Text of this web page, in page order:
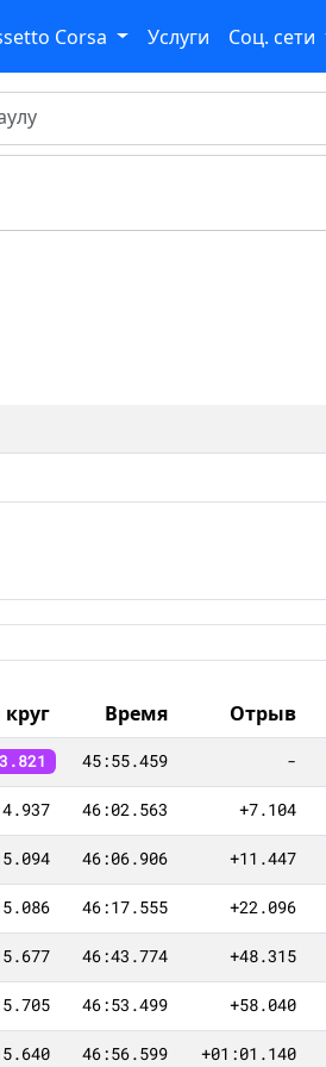
Corsa Услуги Соц. сети
Время Отрыв
45:55.459 -
46:02.563 +7.104
46:06.906 +11.447
46:17.555 +22.096
46:43.774 +48.315
46:53.499 +58.040
46:56.599 +01:01.140